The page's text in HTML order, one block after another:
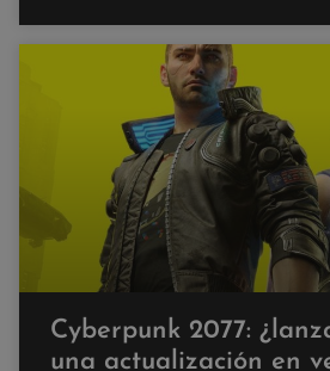
Cyberpunk 2077:
una actualización en